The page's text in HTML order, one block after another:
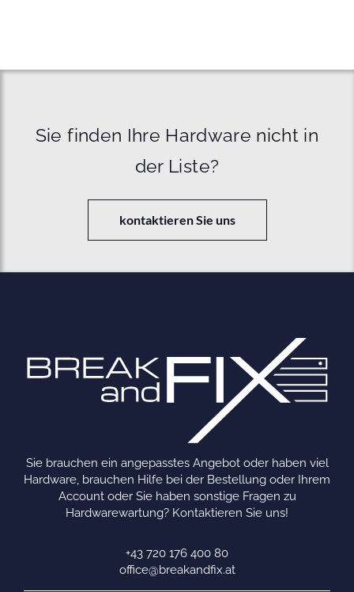
Sie finden Ihre Hardware nicht in
der Liste?
kontaktieren Sie uns
Sie brauchen ein angepasstes Angebot oder haben viel
Hardware, brauchen Hilfe bei der Bestellung oder Ihrem
Account oder Sie haben sonstige Fragen zu
Hardwarewartung? Kontaktieren Sie uns!
+43 720 176 400 80
office@breakandfix.at